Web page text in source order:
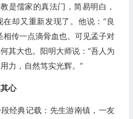
是儒家的真法门，简易明白，
在却又重新发现了。他说：“良
相传一点滴骨血也。可见孟子对
其大也。阳明大师说：“吾人为
力，自然笃实光辉。”
心
段经典记载：先生游南镇，一友